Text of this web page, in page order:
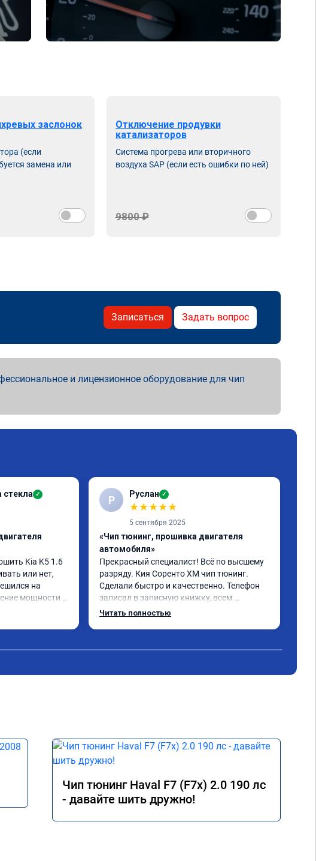
заслонок
(если
замена или
Отключение продувки
катализаторов
Система прогрева или вторичного
воздуха SAP (если есть ошибки по ней)
9800 ₽
Записаться Задать вопрос
и лицензионное оборудование для чип
✓
Kia K5 1.6
или нет,
на
мощности и
всех
способ
в пол". В
Р Руслан ✓
★★★★★
5 сентября 2025
«Чип тюнинг, прошивка двигателя
автомобиля»
Прекрасный специалист! Всё по высшему
разряду. Кия Соренто XM чип тюнинг.
Сделали быстро и качественно. Телефон
записал в записную книжку, всем
рекомендую! Еще вот поеду в ближайшее
Читать полностью
Чип тюнинг Haval F7 (F7x) 2.0 190 лс
- давайте шить дружно!